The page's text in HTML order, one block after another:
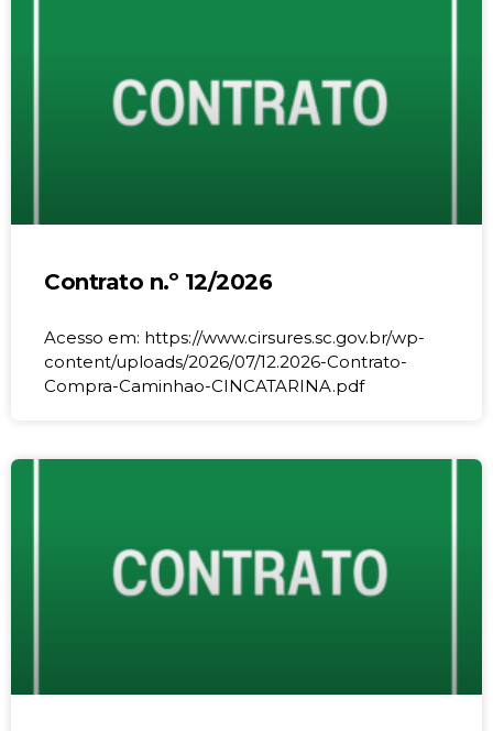
Contrato n.º 12/2026
Acesso em: https://www.cirsures.sc.gov.br/wp-
content/uploads/2026/07/12.2026-Contrato-
Compra-Caminhao-CINCATARINA.pdf